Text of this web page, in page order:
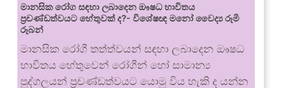
මානසික රෝග සඳහා ලබාදෙන ඖෂධ භාවිතය
ප්‍රචණ්ඩත්වයට හේතුවක් ද?- විශේෂඥ මනෝ වෛද්‍ය රූමි
රූබන්
මානසික රෝගී තත්ත්වයන් සඳහා ලබාදෙන ඖෂධ
භාවිතය හේතුවෙන් රෝගීන් හෝ සාමාන්‍ය
පුද්ගලයන් ප්‍රචණ්ඩත්වයට යොමු විය හැකි ද යන්න